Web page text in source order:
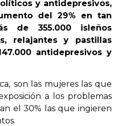
y antidepresivos,
del 29% en tan
de 355.000 isleños
relajantes y pastillas
antidepresivos y
son las mujeres las que
a los problemas
el 30% las que ingieren